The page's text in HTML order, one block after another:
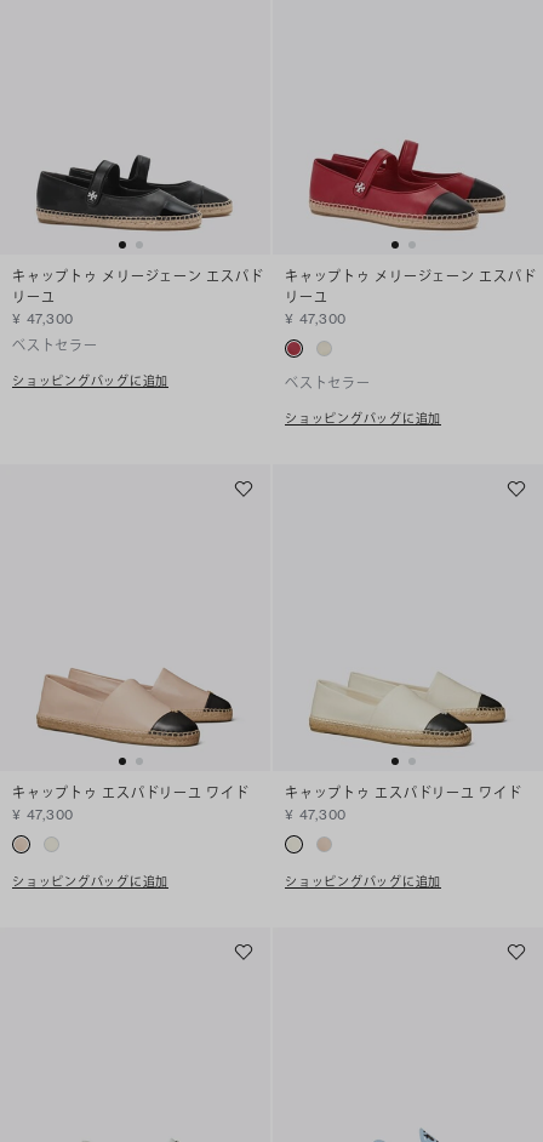
キャップトゥ メリージェーン エスパド
リーユ
¥ 47,300
ベストセラー
ショッピングバッグに追加
キャップトゥ メリージェーン エスパド
リーユ
¥ 47,300
ベストセラー
ショッピングバッグに追加
キャップトゥ エスパドリーユ ワイド
¥ 47,300
ショッピングバッグに追加
キャップトゥ エスパドリーユ ワイド
¥ 47,300
ショッピングバッグに追加